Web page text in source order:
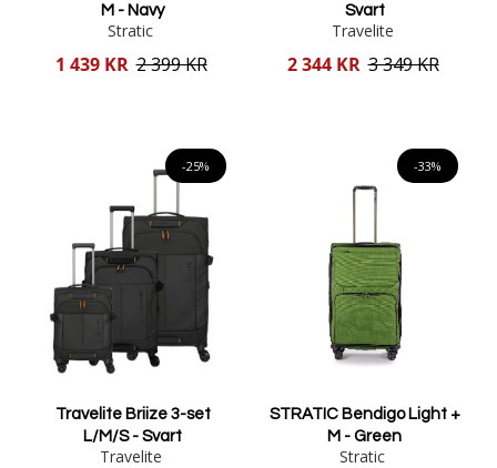
M - Navy
Stratic
Reducerat
1 439 KR 2 399 KR
Svart
Travelite
Reducerat
2 344 KR 3 349 KR
-25%
Travelite Briize 3-set
L/M/S - Svart
Travelite
-33%
STRATIC Bendigo Light +
M - Green
Stratic